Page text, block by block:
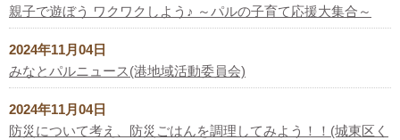
親子で遊ぼう ワクワクしよう♪ ～パルの子育て応援大集合～
2024年11月04日
みなとパルニュース(港地域活動委員会)
2024年11月04日
防災について考え、防災ごはんを調理してみよう！！(城東区く